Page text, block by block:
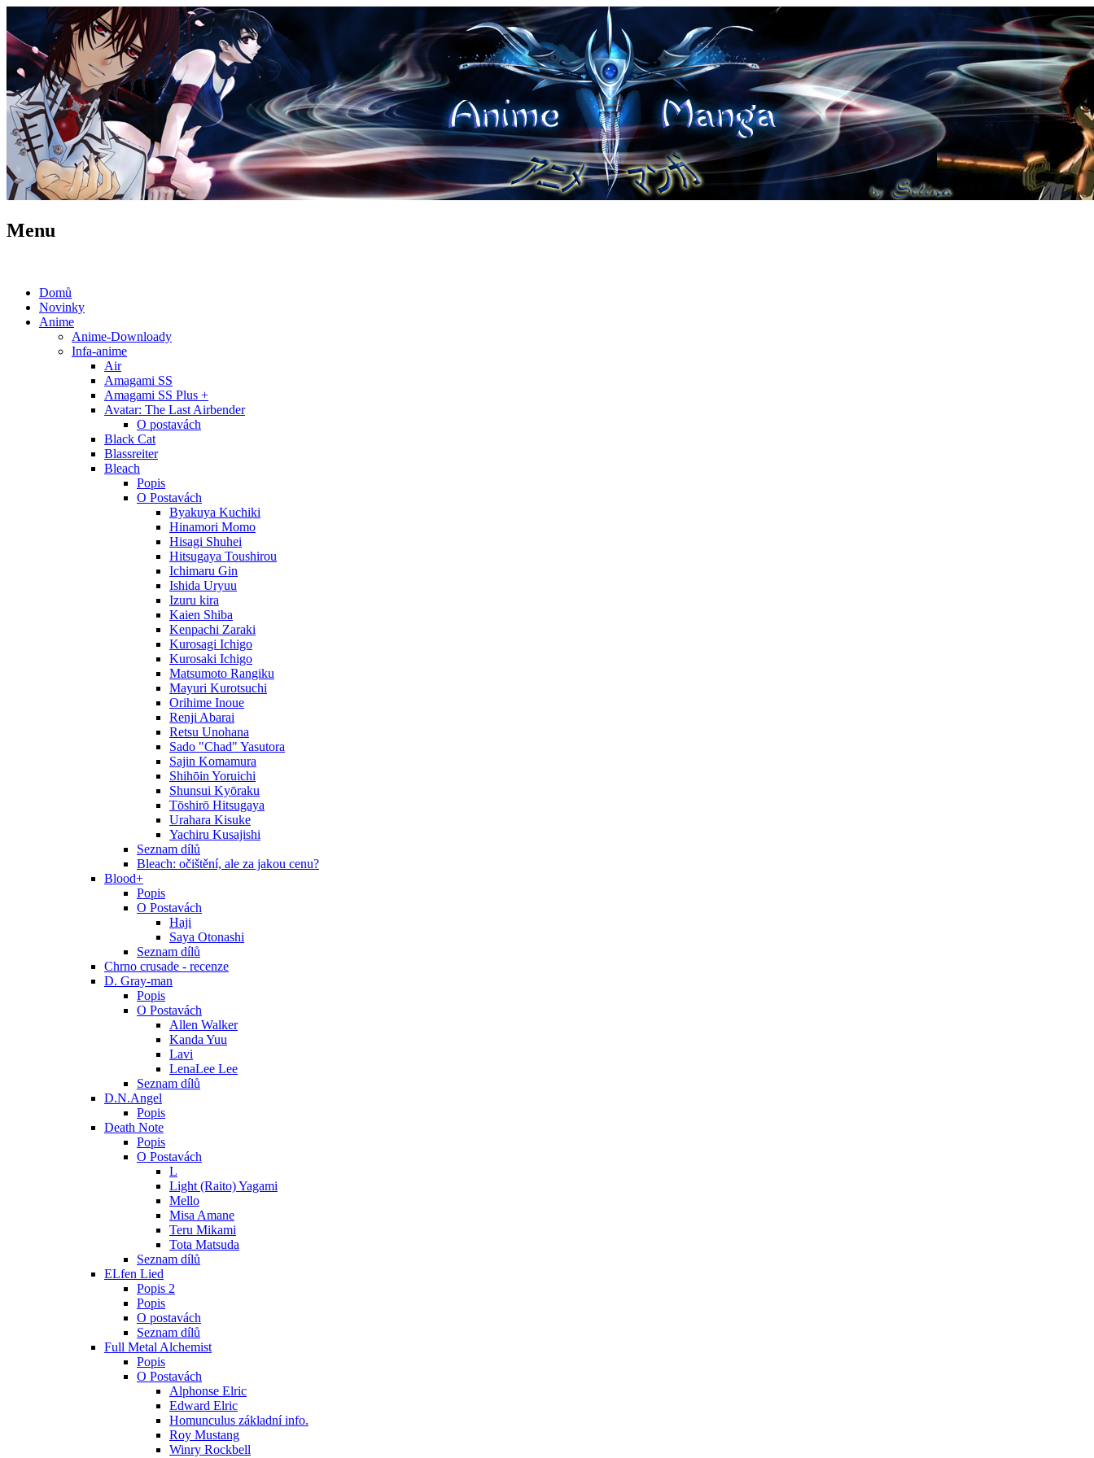
Menu
Domů
Novinky
Anime
Anime-Downloady
Infa-anime
Air
Amagami SS
Amagami SS Plus +
Avatar: The Last Airbender
O postavách
Black Cat
Blassreiter
Bleach
Popis
O Postavách
Byakuya Kuchiki
Hinamori Momo
Hisagi Shuhei
Hitsugaya Toushirou
Ichimaru Gin
Ishida Uryuu
Izuru kira
Kaien Shiba
Kenpachi Zaraki
Kurosagi Ichigo
Kurosaki Ichigo
Matsumoto Rangiku
Mayuri Kurotsuchi
Orihime Inoue
Renji Abarai
Retsu Unohana
Sado "Chad" Yasutora
Sajin Komamura
Shihōin Yoruichi
Shunsui Kyōraku
Tōshirō Hitsugaya
Urahara Kisuke
Yachiru Kusajishi
Seznam dílů
Bleach: očištění, ale za jakou cenu?
Blood+
Popis
O Postavách
Haji
Saya Otonashi
Seznam dílů
Chrno crusade - recenze
D. Gray-man
Popis
O Postavách
Allen Walker
Kanda Yuu
Lavi
LenaLee Lee
Seznam dílů
D.N.Angel
Popis
Death Note
Popis
O Postavách
L
Light (Raito) Yagami
Mello
Misa Amane
Teru Mikami
Tota Matsuda
Seznam dílů
ELfen Lied
Popis 2
Popis
O postavách
Seznam dílů
Full Metal Alchemist
Popis
O Postavách
Alphonse Elric
Edward Elric
Homunculus základní info.
Roy Mustang
Winry Rockbell